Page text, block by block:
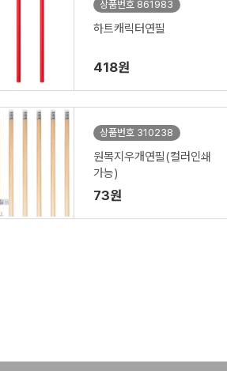
상품번호 861983
하트캐릭터연필
418원
상품번호 310238
원목지우개연필(컬러인쇄
가능)
73원